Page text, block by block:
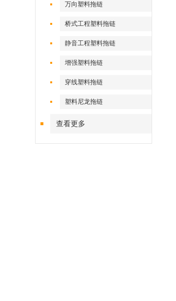
万向塑料拖链
桥式工程塑料拖链
静音工程塑料拖链
增强塑料拖链
穿线塑料拖链
塑料尼龙拖链
查看更多